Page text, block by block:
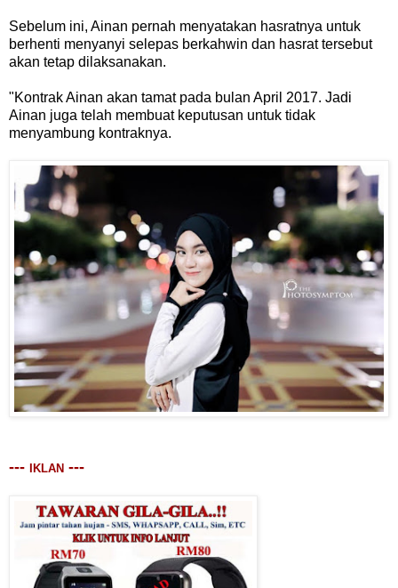
Sebelum ini, Ainan pernah menyatakan hasratnya untuk
berhenti menyanyi selepas berkahwin dan hasrat tersebut
akan tetap dilaksanakan.
"Kontrak Ainan akan tamat pada bulan April 2017. Jadi
Ainan juga telah membuat keputusan untuk tidak
menyambung kontraknya.
--- IKLAN ---